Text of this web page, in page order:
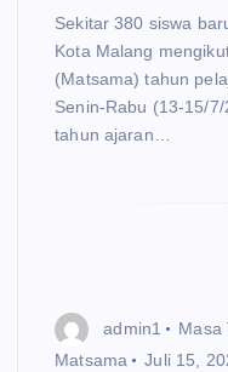
Sekitar 380 siswa
Kota Malang
(Matsama) tahun
Senin-Rabu (13-15/
tahun ajaran…
admin1
Masa
Matsama
Juli 15,